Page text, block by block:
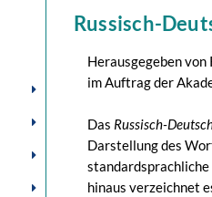
Russisch-
Herausgegeben
im Auftrag der
Das Russisch-
Darstellung des
hinaus verzeichnet